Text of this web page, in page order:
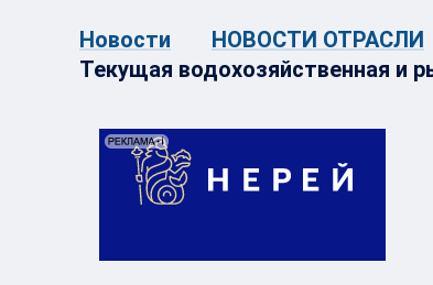
Новости
НОВОСТИ ОТРАСЛИ
Текущая водохозяйственная и